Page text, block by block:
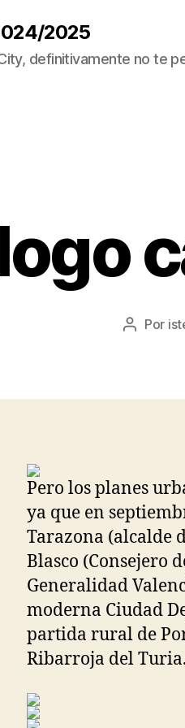
2025
definitivamente no te
Autor
Por
Pero los planes
ya que en
Tarazona (alcalde
Blasco (Consejero
Generalidad
moderna Ciudad
partida rural de
Ribarroja del Turia.